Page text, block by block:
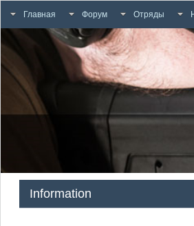
Главная Форум Отряды
Information